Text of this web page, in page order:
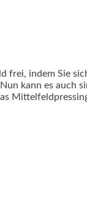
indem Sie
kann es auch